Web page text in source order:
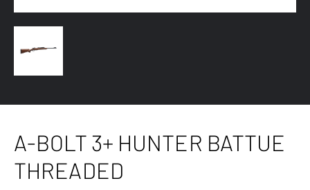
A-BOLT 3+ HUNTER BATTUE
THREADED